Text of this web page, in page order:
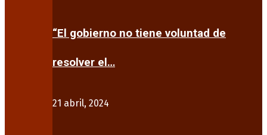
“El gobierno no tiene voluntad de
resolver el…
21 abril, 2024